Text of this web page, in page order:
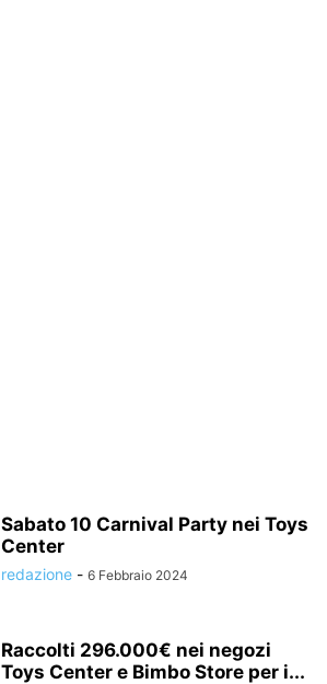
Sabato 10 Carnival Party nei Toys
Center
redazione - 6 Febbraio 2024
Raccolti 296.000€ nei negozi
Toys Center e Bimbo Store per i...